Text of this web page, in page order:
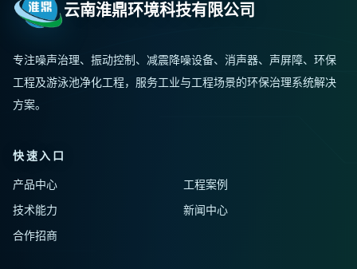
云南淮鼎环境科技有限公司
专注噪声治理、振动控制、减震降噪设备、消声器、声屏障、环保
工程及游泳池净化工程，服务工业与工程场景的环保治理系统解决
方案。
快速入口
产品中心
工程案例
技术能力
新闻中心
合作招商